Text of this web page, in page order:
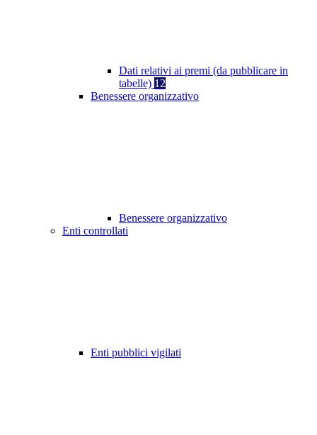
Dati relativi ai premi (da pubblicare in
tabelle) 12
Benessere organizzativo
Benessere organizzativo
Enti controllati
Enti pubblici vigilati